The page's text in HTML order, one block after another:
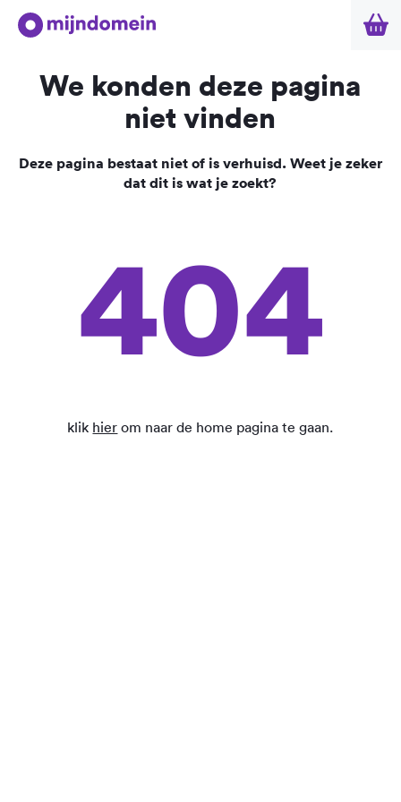
We konden deze pagina
niet vinden
Deze pagina bestaat niet of is verhuisd. Weet je zeker
dat dit is wat je zoekt?
404
klik hier om naar de home pagina te gaan.